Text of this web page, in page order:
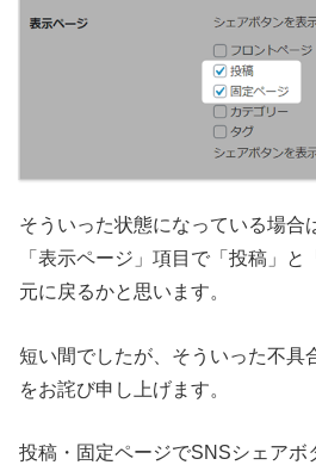
そういった状態になっている場合
「表示ページ」項目で「投稿」
元に戻るかと思います。
短い間でしたが、そういった不具
をお詫び申し上げます。
投稿・固定ページでSNSシェアボ